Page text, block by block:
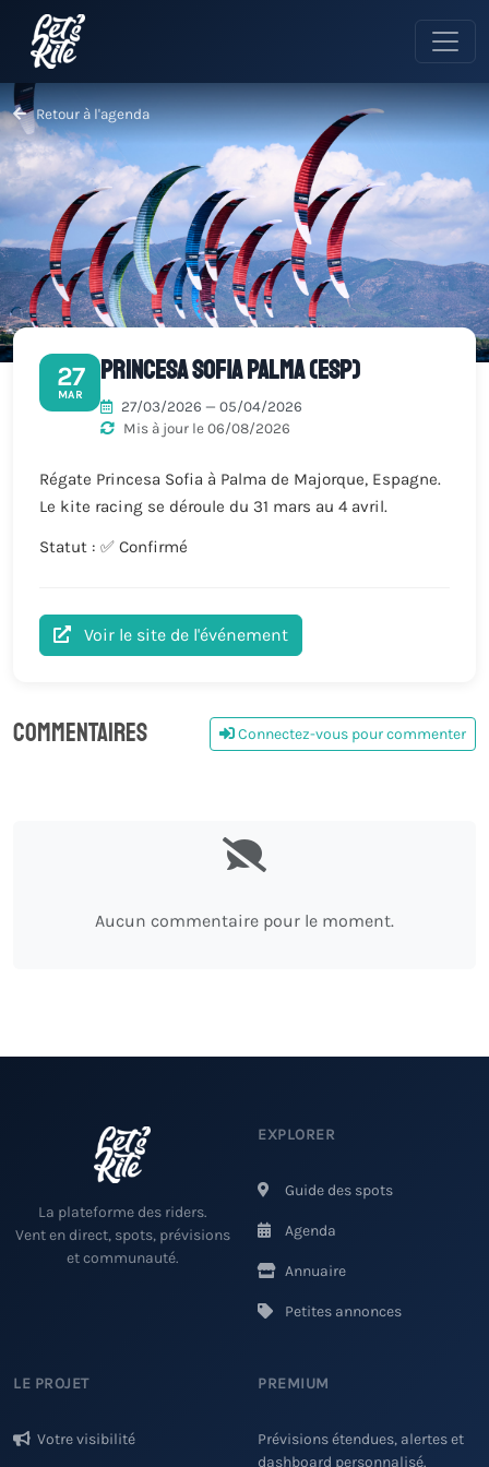
Retour à l'agenda
27
MAR
Princesa Sofia Palma (ESP)
27/03/2026 — 05/04/2026
Mis à jour le 06/08/2026
Régate Princesa Sofia à Palma de Majorque, Espagne.
Le kite racing se déroule du 31 mars au 4 avril.
Statut : ✅ Confirmé
Voir le site de l'événement
Commentaires Connectez-vous pour commenter
Aucun commentaire pour le moment.
La plateforme des riders.
Vent en direct, spots, prévisions
et communauté.
EXPLORER
Guide des spots
Agenda
Annuaire
Petites annonces
LE PROJET
Votre visibilité
PREMIUM
Prévisions étendues, alertes et
dashboard personnalisé.